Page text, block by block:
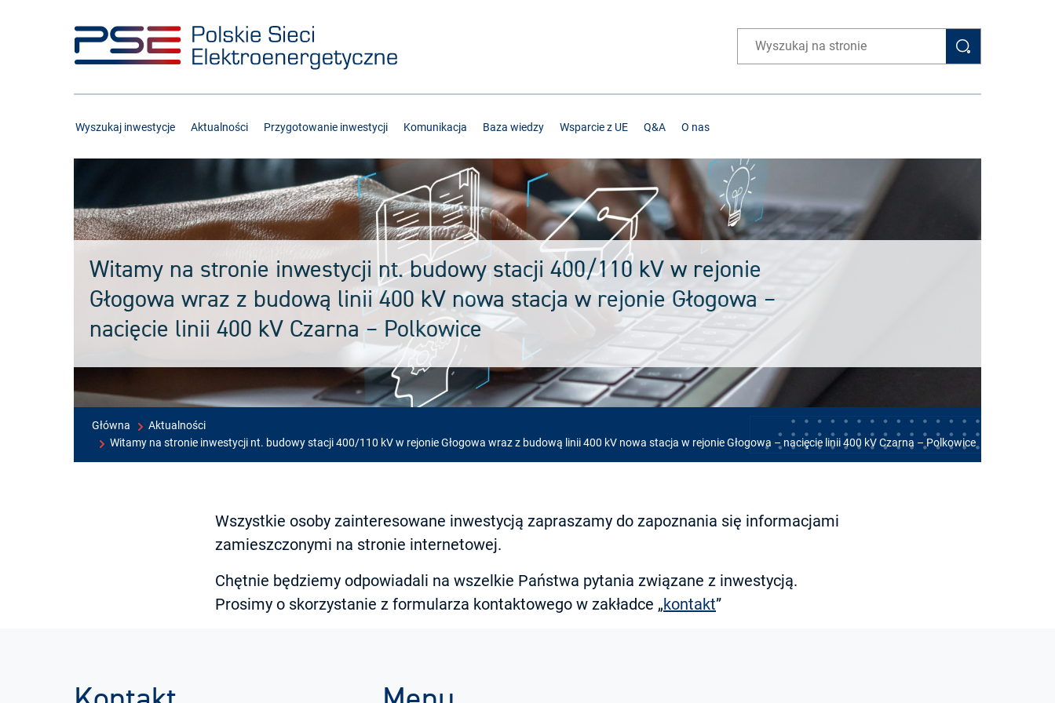
Wpisz wyszukiwaną frazę
Wyszukaj inwestycje Aktualności Przygotowanie inwestycji Komunikacja Baza wiedzy Wsparcie z UE Q&A O nas
Witamy na stronie inwestycji nt. budowy stacji 400/110 kV w rejonie
Głogowa wraz z budową linii 400 kV nowa stacja w rejonie Głogowa –
nacięcie linii 400 kV Czarna – Polkowice
Główna
Aktualności
Witamy na stronie inwestycji nt. budowy stacji 400/110 kV w rejonie Głogowa wraz z budową linii 400 kV nowa stacja w rejonie Głogowa – nacięcie linii 400 kV Czarna – Polkowice
Wszystkie osoby zainteresowane inwestycją zapraszamy do zapoznania się informacjami
zamieszczonymi na stronie internetowej.
Chętnie będziemy odpowiadali na wszelkie Państwa pytania związane z inwestycją.
Prosimy o skorzystanie z formularza kontaktowego w zakładce „kontakt”